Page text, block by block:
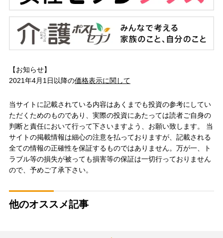
【お知らせ】
2021年4月1日以降の価格表示に関して
当サイトに記載されている内容はあくまでも投資の参考にしてい
ただくためのものであり、実際の投資にあたっては読者ご自身の
判断と責任において行って下さいますよう、お願い致します。 当
サイトの掲載情報は細心の注意を払っておりますが、記載される
全ての情報の正確性を保証するものではありません。万が一、ト
ラブル等の損失が被っても損害等の保証は一切行っておりません
ので、予めご了承下さい。
他のオススメ記事